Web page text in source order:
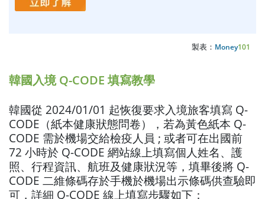
製表： Money101
韓國入境 Q-CODE 填寫教學
韓國從 2024/01/01 起恢復要求入境旅客填寫 Q-
CODE（紙本健康狀態問卷），若為黃色紙本 Q-
CODE 需於機場交給檢疫人員 ; 或者可在出國前
72 小時於 Q-CODE 網站線上填寫個人姓名、護
照、行程資訊、航班及健康狀況等，填畢後將 Q-
CODE 二維條碼存於手機於機場出示條碼供查驗即
可，詳細 Q-CODE 線上填寫步驟如下：